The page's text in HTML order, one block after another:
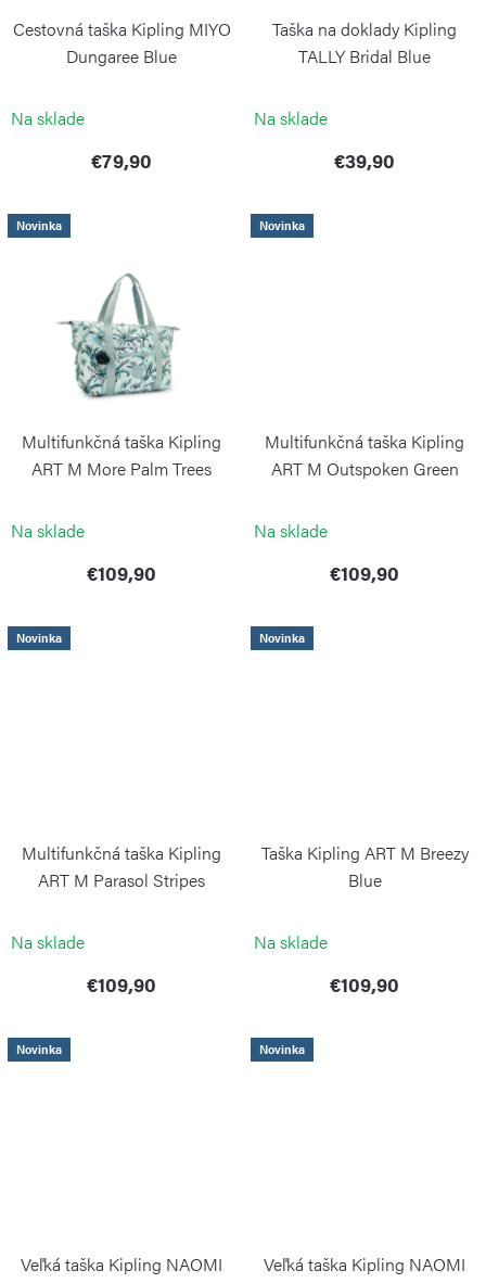
k
v
r
u
o
Cestovná taška Kipling MIYO
Dungaree Blue
Na sklade
€79,90
Taška na doklady Kipling
TALLY Bridal Blue
Na sklade
€39,90
Novinka
Multifunkčná taška Kipling
ART M More Palm Trees
Na sklade
€109,90
Novinka
Multifunkčná taška Kipling
ART M Outspoken Green
Na sklade
€109,90
Novinka
Multifunkčná taška Kipling
ART M Parasol Stripes
Na sklade
€109,90
Novinka
Taška Kipling ART M Breezy
Blue
Na sklade
€109,90
Novinka
Veľká taška Kipling NAOMI
Novinka
Veľká taška Kipling NAOMI